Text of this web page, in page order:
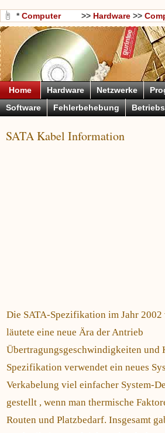
*Computer
Wissen
>> Hardware >>
Home Hardware Netzwerke
Software
Fehlerbehebung
SATA Kabel Information
Die SATA-Spezifikation im Jahr
läutete eine neue Ära der Antrieb
Übertragungsgeschwindigkeiten und
Spezifikation verwendet ein neues
Verkabelung viel einfacher System-
gestellt , wenn man thermische
Routen und Platzbedarf. Insgesamt